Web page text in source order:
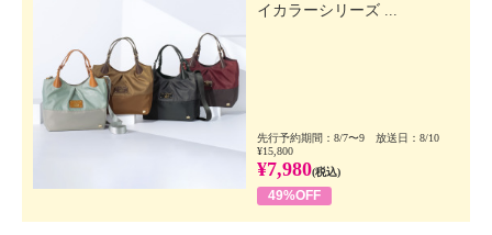
イカラーシリーズ ...
先行予約期間：8/7〜9 放送日：8/10
¥15,800
¥7,980(税込)
49%OFF